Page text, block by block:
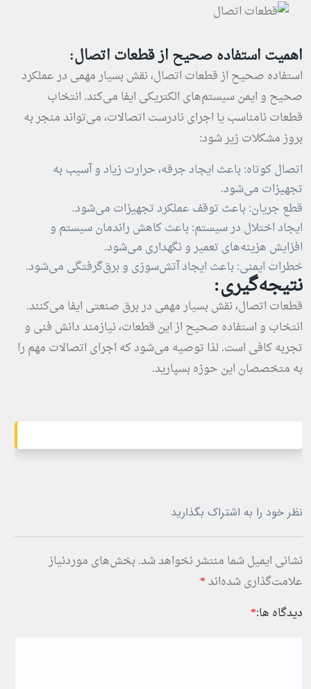
اهمیت استفاده صحیح از قطعات اتصال:
استفاده صحیح از قطعات اتصال، نقش بسیار مهمی در عملکرد
صحیح و ایمن سیستم‌های الکتریکی ایفا می‌کند. انتخاب
قطعات نامناسب یا اجرای نادرست اتصالات، می‌تواند منجر به
بروز مشکلات زیر شود:
اتصال کوتاه: باعث ایجاد جرقه، حرارت زیاد و آسیب به
تجهیزات می‌شود.
قطع جریان: باعث توقف عملکرد تجهیزات می‌شود.
ایجاد اختلال در سیستم: باعث کاهش راندمان سیستم و
افزایش هزینه‌های تعمیر و نگهداری می‌شود.
خطرات ایمنی: باعث ایجاد آتش‌سوزی و برق‌گرفتگی می‌شود.
نتیجه‌گیری:
قطعات اتصال، نقش بسیار مهمی در برق صنعتی ایفا می‌کنند.
انتخاب و استفاده صحیح از این قطعات، نیازمند دانش فنی و
تجربه کافی است. لذا توصیه می‌شود که اجرای اتصالات مهم را
به متخصصان این حوزه بسپارید.
نظر خود را به اشتراک بگذارید
نشانی ایمیل شما منتشر نخواهد شد. بخش‌های موردنیاز
علامت‌گذاری شده‌اند*
دیدگاه ها:*